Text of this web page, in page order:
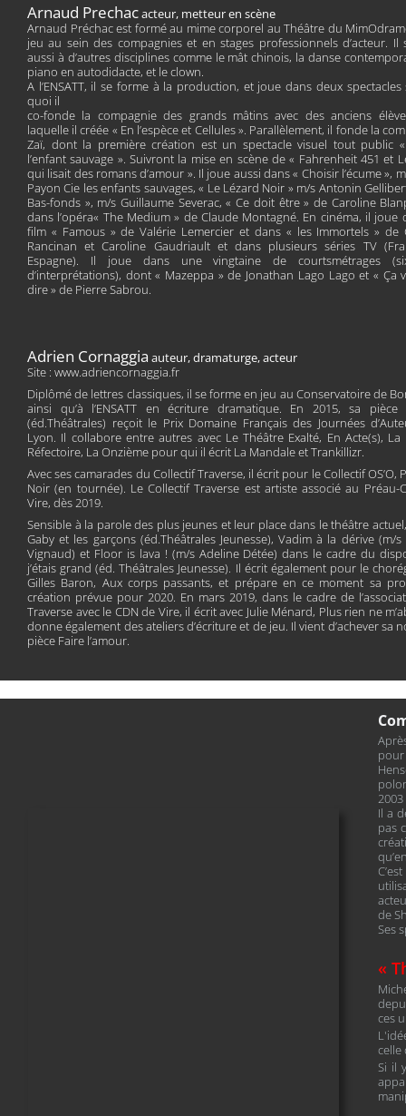
Arnaud Prechacacteur, metteur en scène
Arnaud Préchac est formé au mime corporel au Théâtre du
jeu au sein des compagnies et en stages professionnels d’acteur. Il
aussi à d’autres disciplines comme le mât chinois, la danse
piano en autodidacte, et le clown.
A l’ENSATT, il se forme à la production, et joue dans deux
quoi il
co-fonde la compagnie des grands mâtins avec des anciens
laquelle il créée « En l’espèce et Cellules ». Parallèlement, il fonde la
Zaï, dont la première création est un spectacle visuel tout public
l’enfant sauvage ». Suivront la mise en scène de « Fahrenheit 451 et
qui lisait des romans d’amour ». Il joue aussi dans « Choisir l’écume »,
Payon Cie les enfants sauvages, « Le Lézard Noir » m/s Antonin
Bas-fonds », m/s Guillaume Severac, « Ce doit être » de Caroline
dans l’opéra« The Medium » de Claude Montagné. En cinéma, il joue
film « Famous » de Valérie Lemercier et dans « les Immortels » de
Rancinan et Caroline Gaudriault et dans plusieurs séries TV
Espagne). Il joue dans une vingtaine de courtsmétrages
d’interprétations), dont « Mazeppa » de Jonathan Lago Lago et « Ça
dire » de Pierre Sabrou.
Adrien Cornaggia auteur, dramaturge, acteur
Site : www.adriencornaggia.fr
Diplômé de lettres classiques, il se forme en jeu au Conservatoire de
ainsi qu’à l’ENSATT en écriture dramatique. En 2015, sa pièce
(éd.Théâtrales) reçoit le Prix Domaine Français des Journées
Lyon. Il collabore entre autres avec Le Théâtre Exalté, En Acte(s),
Réfectoire, La Onzième pour qui il écrit La Mandale et Trankillizr.
Avec ses camarades du Collectif Traverse, il écrit pour le Collectif OS’O,
Noir (en tournée). Le Collectif Traverse est artiste associé au Préau-
Vire, dès 2019.
Sensible à la parole des plus jeunes et leur place dans le théâtre
Gaby et les garçons (éd.Théâtrales Jeunesse), Vadim à la dérive (m/
Vignaud) et Floor is lava ! (m/s Adeline Détée) dans le cadre du
j’étais grand (éd. Théâtrales Jeunesse). Il écrit également pour le
Gilles Baron, Aux corps passants, et prépare en ce moment sa
création prévue pour 2020. En mars 2019, dans le cadre de
Traverse avec le CDN de Vire, il écrit avec Julie Ménard, Plus rien ne
donne également des ateliers d’écriture et de jeu. Il vient d’achever sa
pièce Faire l’amour.
pour
2003
Il a
pas
de
Ses
«
ces
celle
Si il